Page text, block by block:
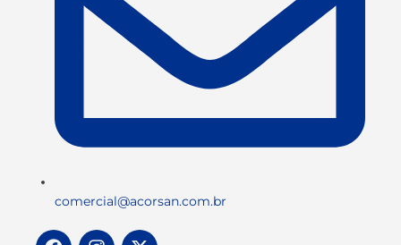
comercial@acorsan.com.br